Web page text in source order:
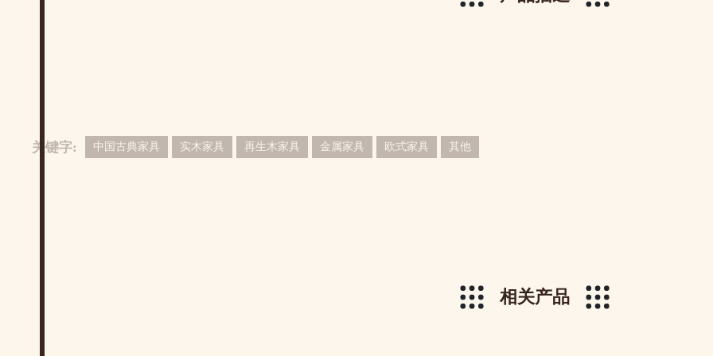
关键字: 中国古典家具 实木家具 再生木家具 金属家具 欧式家具 其他
相关产品